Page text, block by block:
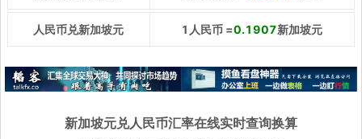
人民币兑新加坡元 1人民币 =0.1907新加坡元
新加坡元兑人民币汇率在线实时查询换算